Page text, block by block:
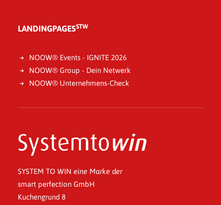
LANDINGPAGESSTW
NOOW® Events - IGNITE 2026
NOOW® Group - Dein Netwerk
NOOW® Unternehmens-Check
SYSTEM TO WIN eine Marke der
smart perfection GmbH
Kuchengrund 8